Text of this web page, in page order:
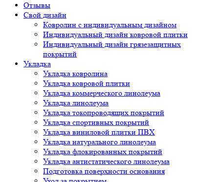
Отзывы
Свой дизайн
Ковролин с индивидуальным дизайном
Индивидуальный дизайн ковровой плитки
Индивидуальный дизайн грязезащитных
покрытий
Укладка
Укладка ковролина
Укладка ковровой плитки
Укладка коммерческого линолеума
Укладка линолеума
Укладка токопроводящих покрытий
Укладка спортивных покрытий
Укладка виниловой плитки ПВХ
Укладка натурального линолеума
Укладка флокированных покрытий
Укладка антистатического линолеума
Подготовка поверхности основания